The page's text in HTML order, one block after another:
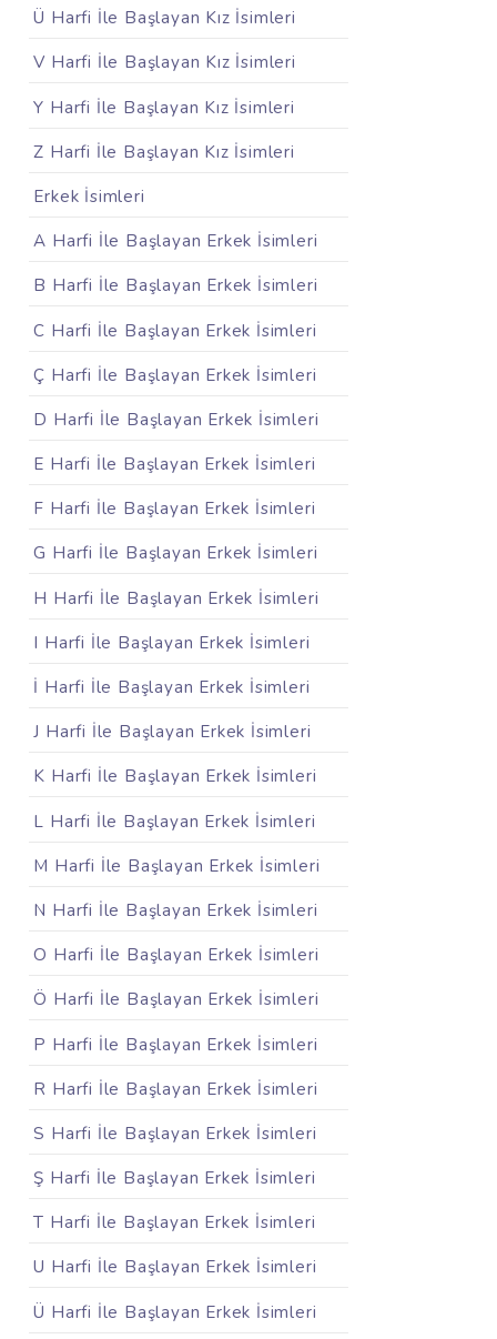
Ü Harfi İle Başlayan Kız İsimleri
V Harfi İle Başlayan Kız İsimleri
Y Harfi İle Başlayan Kız İsimleri
Z Harfi İle Başlayan Kız İsimleri
Erkek İsimleri
A Harfi İle Başlayan Erkek İsimleri
B Harfi İle Başlayan Erkek İsimleri
C Harfi İle Başlayan Erkek İsimleri
Ç Harfi İle Başlayan Erkek İsimleri
D Harfi İle Başlayan Erkek İsimleri
E Harfi İle Başlayan Erkek İsimleri
F Harfi İle Başlayan Erkek İsimleri
G Harfi İle Başlayan Erkek İsimleri
H Harfi İle Başlayan Erkek İsimleri
I Harfi İle Başlayan Erkek İsimleri
İ Harfi İle Başlayan Erkek İsimleri
J Harfi İle Başlayan Erkek İsimleri
K Harfi İle Başlayan Erkek İsimleri
L Harfi İle Başlayan Erkek İsimleri
M Harfi İle Başlayan Erkek İsimleri
N Harfi İle Başlayan Erkek İsimleri
O Harfi İle Başlayan Erkek İsimleri
Ö Harfi İle Başlayan Erkek İsimleri
P Harfi İle Başlayan Erkek İsimleri
R Harfi İle Başlayan Erkek İsimleri
S Harfi İle Başlayan Erkek İsimleri
Ş Harfi İle Başlayan Erkek İsimleri
T Harfi İle Başlayan Erkek İsimleri
U Harfi İle Başlayan Erkek İsimleri
Ü Harfi İle Başlayan Erkek İsimleri